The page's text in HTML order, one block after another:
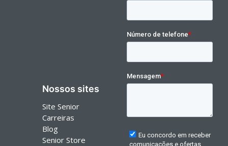
Nossos sites
Site Senior
Carreiras
Blog
Senior Store